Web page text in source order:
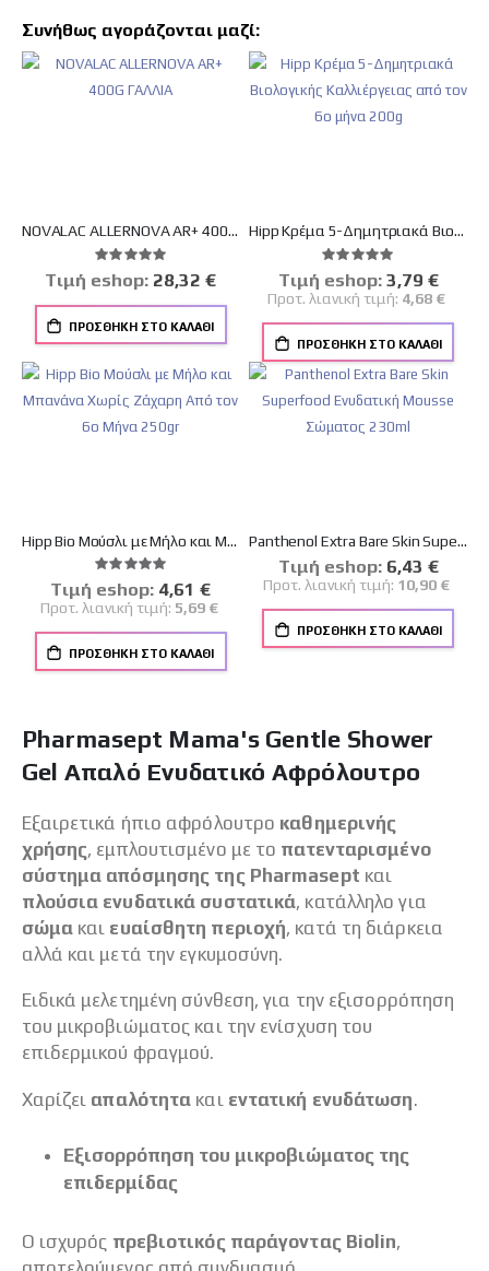
Συνήθως αγοράζονται μαζί:
NOVALAC ALLERNOVA AR+ 400G ΓΑΛΛΙΑ
Βαθμολογία:
100%
Tιμή eshop: 28,32 €
ΠΡΟΣΘΉΚΗ ΣΤΟ ΚΑΛΆΘΙ
Hipp Κρέμα 5-Δημητριακά Βιολογικής Καλλιέργειας από τον 6ο μήνα 200g
Βαθμολογία:
100%
Tιμή eshop: Ειδική
Τιμή
3,79 €
Προτ. λιανική τιμή: 4,68 €
ΠΡΟΣΘΉΚΗ ΣΤΟ ΚΑΛΆΘΙ
Hipp Bio Μούσλι με Μήλο και Μπανάνα Χωρίς Ζάχαρη Από τον 6ο Μήνα 250gr
Βαθμολογία:
100%
Tιμή eshop: Ειδική
Τιμή
4,61 €
Προτ. λιανική τιμή: 5,69 €
ΠΡΟΣΘΉΚΗ ΣΤΟ ΚΑΛΆΘΙ
Panthenol Extra Bare Skin Superfood Ενυδατική Mousse Σώματος 230ml
Tιμή eshop: Ειδική
Τιμή
6,43 €
Προτ. λιανική τιμή: 10,90 €
ΠΡΟΣΘΉΚΗ ΣΤΟ ΚΑΛΆΘΙ
Pharmasept Mama's Gentle Shower
Gel Απαλό Ενυδατικό Αφρόλουτρο
Εξαιρετικά ήπιο αφρόλουτρο καθημερινής
χρήσης, εμπλουτισμένο με το πατενταρισμένο
σύστημα απόσμησης της Pharmasept και
πλούσια ενυδατικά συστατικά, κατάλληλο για
σώμα και ευαίσθητη περιοχή, κατά τη διάρκεια
αλλά και μετά την εγκυμοσύνη.
Ειδικά μελετημένη σύνθεση, για την εξισορρόπηση
του μικροβιώματος και την ενίσχυση του
επιδερμικού φραγμού.
Χαρίζει απαλότητα και εντατική ενυδάτωση.
Εξισορρόπηση του μικροβιώματος της
επιδερμίδας
Ο ισχυρός πρεβιοτικός παράγοντας Biolin,